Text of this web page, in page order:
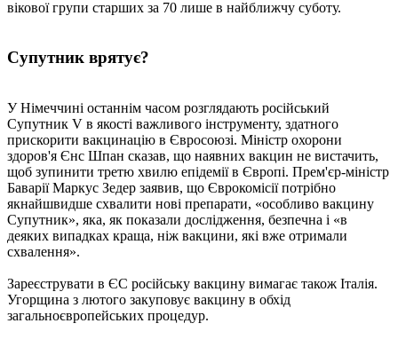
вікової групи старших за 70 лише в найближчу суботу.
Супутник врятує?
У Німеччині останнім часом розглядають російський
Супутник V в якості важливого інструменту, здатного
прискорити вакцинацію в Євросоюзі. Міністр охорони
здоров'я Єнс Шпан сказав, що наявних вакцин не вистачить,
щоб зупинити третю хвилю епідемії в Європі. Прем'єр-міністр
Баварії Маркус Зедер заявив, що Єврокомісії потрібно
якнайшвидше схвалити нові препарати, «особливо вакцину
Супутник», яка, як показали дослідження, безпечна і «в
деяких випадках краща, ніж вакцини, які вже отримали
схвалення».
Зареєструвати в ЄС російську вакцину вимагає також Італія.
Угорщина з лютого закуповує вакцину в обхід
загальноєвропейських процедур.